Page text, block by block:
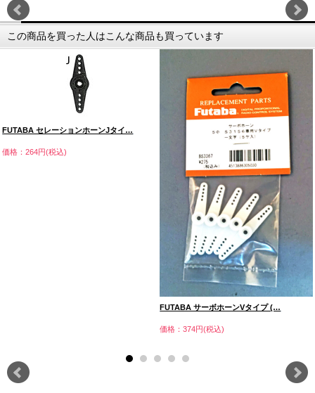
この商品を買った人はこんな商品も買っています
FUTABA セレーションホーンJタイ…
価格：264円(税込)
FUTABA サーボホーンVタイプ (…
価格：374円(税込)